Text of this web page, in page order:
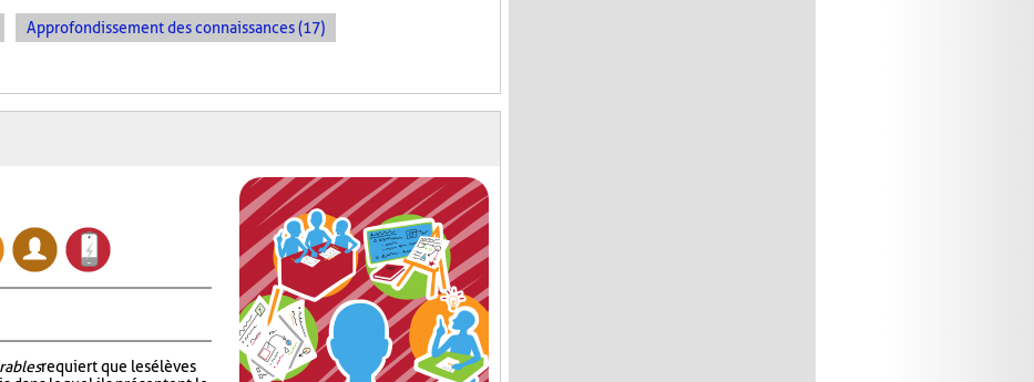
Approfondissement des connaissances (17)
requiert que les élèves